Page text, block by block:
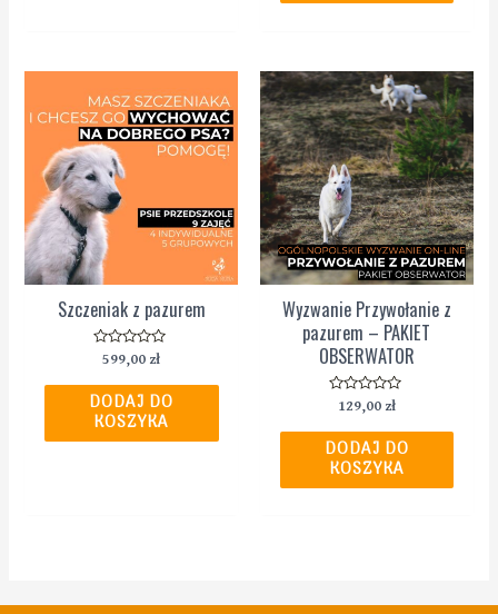
Szczeniak z pazurem
Oceniono
na
5
599,00 zł
DODAJ DO
KOSZYKA
Wyzwanie Przywołanie z
pazurem – PAKIET
OBSERWATOR
Oceniono
na
5
129,00 zł
DODAJ DO
KOSZYKA